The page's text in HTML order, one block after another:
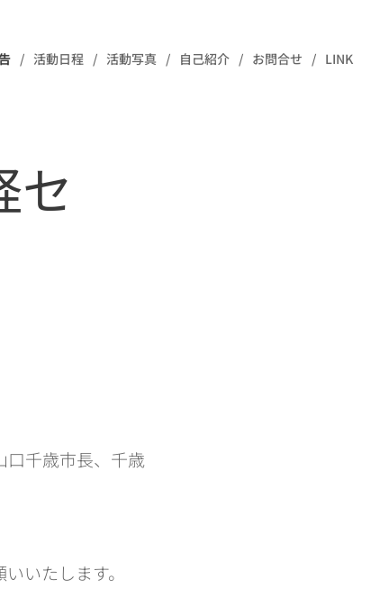
活動日程 活動写真 自己紹介 お問合せ LINK
セ
口千歳市長、千歳
いたします。